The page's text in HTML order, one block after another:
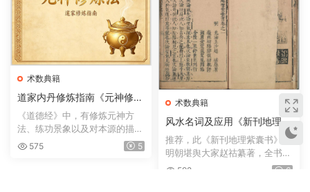
术数典籍
道家内丹修炼指南《元神修炼
法》
《道德经》中，有修炼元神方
法、练功景象以及对本源的描
述。如： 谷神不死、是谓...
575 5
术数典籍
风水名词及应用《新刊地理紫
囊书》六卷 · 明万历赵祜纂 ·
金陵一泉舒世臣 · 太末龚尧惠
推荐，此《新刊地理紫囊书》为
明朝堪舆大家赵祜纂著，全书共
六卷；论气、论龙、论...
592 6